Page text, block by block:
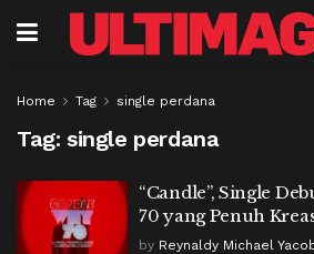
Home Tag single perdana
Tag: single perdana
“Candle”, Single
70 yang Penuh
by Reynaldy Michael